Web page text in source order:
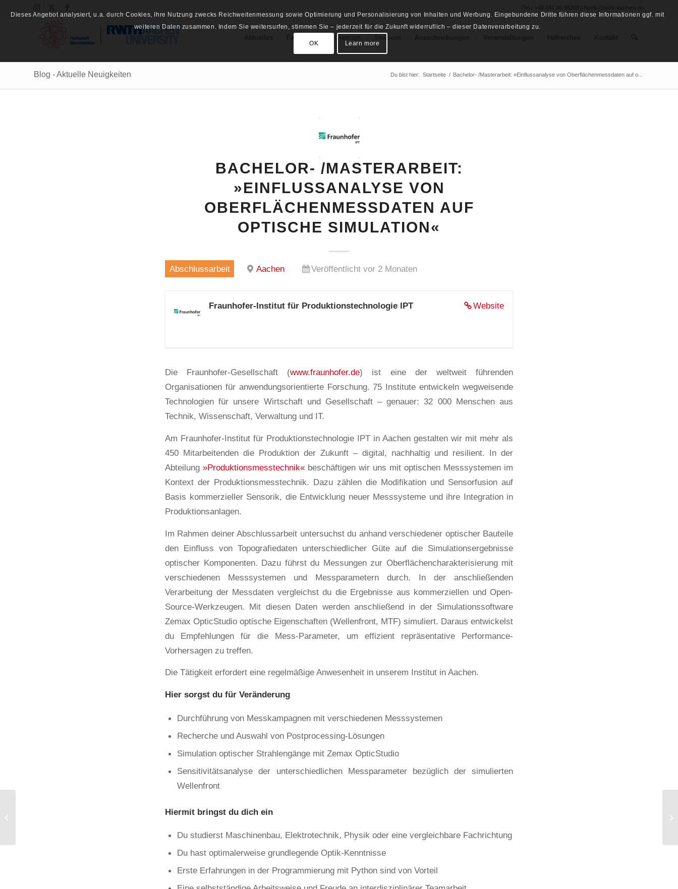
Blog - Aktuelle Neuigkeiten Du bist hier: Startseite / Bachelor- /Masterarbeit: »Einflussanalyse von Oberflächenmessdaten auf o...
BACHELOR- /MASTERARBEIT:
»EINFLUSSANALYSE VON
OBERFLÄCHENMESSDATEN AUF
OPTISCHE SIMULATION«
Abschlussarbeit Aachen Veröffentlicht vor 2 Monaten
Website
Fraunhofer-Institut für Produktionstechnologie IPT
Die Fraunhofer-Gesellschaft (www.fraunhofer.de) ist eine der weltweit führenden
Organisationen für anwendungsorientierte Forschung. 75 Institute entwickeln wegweisende
Technologien für unsere Wirtschaft und Gesellschaft – genauer: 32 000 Menschen aus
Technik, Wissenschaft, Verwaltung und IT.
Am Fraunhofer-Institut für Produktionstechnologie IPT in Aachen gestalten wir mit mehr als
450 Mitarbeitenden die Produktion der Zukunft – digital, nachhaltig und resilient. In der
Abteilung »Produktionsmesstechnik« beschäftigen wir uns mit optischen Messsystemen im
Kontext der Produktionsmesstechnik. Dazu zählen die Modifikation und Sensorfusion auf
Basis kommerzieller Sensorik, die Entwicklung neuer Messsysteme und ihre Integration in
Produktionsanlagen.
Im Rahmen deiner Abschlussarbeit untersuchst du anhand verschiedener optischer Bauteile
den Einfluss von Topografiedaten unterschiedlicher Güte auf die Simulationsergebnisse
optischer Komponenten. Dazu führst du Messungen zur Oberflächencharakterisierung mit
verschiedenen Messsystemen und Messparametern durch. In der anschließenden
Verarbeitung der Messdaten vergleichst du die Ergebnisse aus kommerziellen und Open-
Source-Werkzeugen. Mit diesen Daten werden anschließend in der Simulationssoftware
Zemax OpticStudio optische Eigenschaften (Wellenfront, MTF) simuliert. Daraus entwickelst
du Empfehlungen für die Mess-Parameter, um effizient repräsentative Performance-
Vorhersagen zu treffen.
Die Tätigkeit erfordert eine regelmäßige Anwesenheit in unserem Institut in Aachen.
Hier sorgst du für Veränderung
Durchführung von Messkampagnen mit verschiedenen Messsystemen
Recherche und Auswahl von Postprocessing-Lösungen
Simulation optischer Strahlengänge mit Zemax OpticStudio
Sensitivitätsanalyse der unterschiedlichen Messparameter bezüglich der simulierten
Wellenfront
Hiermit bringst du dich ein
Du studierst Maschinenbau, Elektrotechnik, Physik oder eine vergleichbare Fachrichtung
Du hast optimalerweise grundlegende Optik-Kenntnisse
Erste Erfahrungen in der Programmierung mit Python sind von Vorteil
Dieses Angebot analysiert, u.a. durch Cookies, Ihre Nutzung zwecks Reichweitenmessung sowie Optimierung und Personalisierung von Inhalten und Werbung. Eingebundene Dritte führen diese Informationen ggf. mit
weiteren Daten zusammen. Indem Sie weitersurfen, stimmen Sie – jederzeit für die Zukunft widerruflich – dieser Datenverarbeitung zu.
OK Learn more